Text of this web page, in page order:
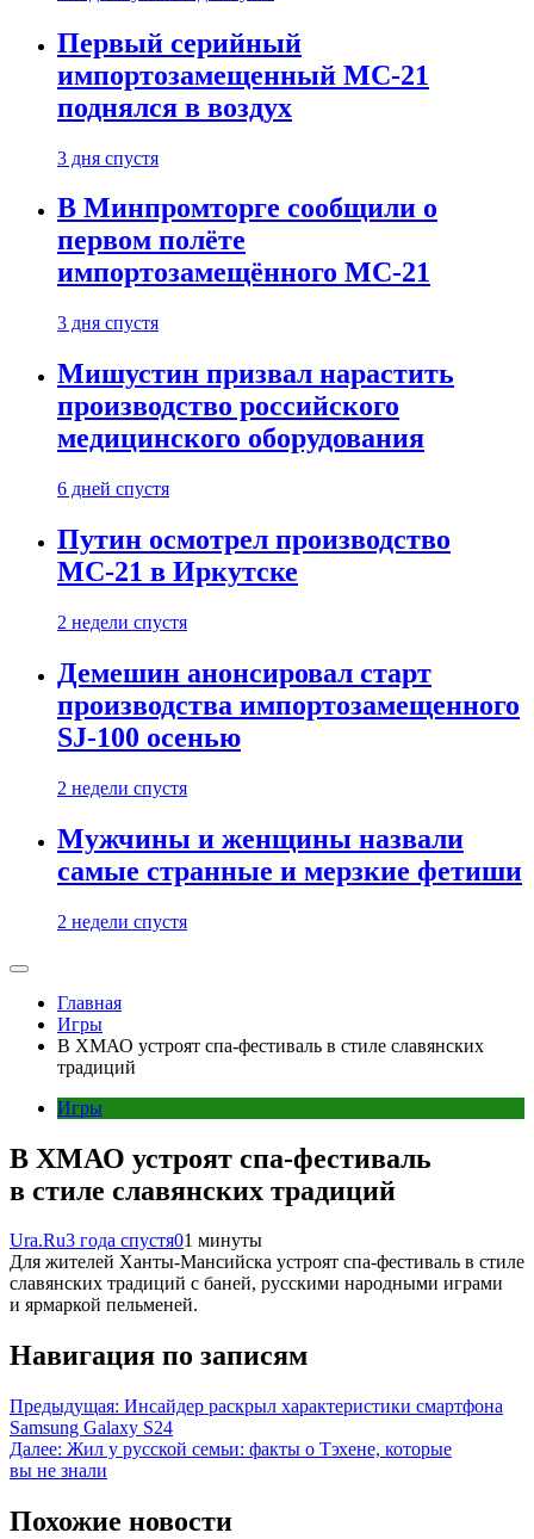
Первый серийный
импортозамещенный МС-21
поднялся в воздух
3 дня спустя
В Минпромторге сообщили о
первом полёте
импортозамещённого МС-21
3 дня спустя
Мишустин призвал нарастить
производство российского
медицинского оборудования
6 дней спустя
Путин осмотрел производство
МС-21 в Иркутске
2 недели спустя
Демешин анонсировал старт
производства импортозамещенного
SJ-100 осенью
2 недели спустя
Мужчины и женщины назвали
самые странные и мерзкие фетиши
2 недели спустя
Главная
Игры
В ХМАО устроят спа-фестиваль в стиле славянских
традиций
Игры
В ХМАО устроят спа-фестиваль
в стиле славянских традиций
Ura.Ru3 года спустя01 минуты
Для жителей Ханты-Мансийска устроят спа-фестиваль в стиле
славянских традиций с баней, русскими народными играми
и ярмаркой пельменей.
Навигация по записям
Предыдущая: Инсайдер раскрыл характеристики смартфона
Samsung Galaxy S24
Далее: Жил у русской семьи: факты о Тэхене, которые
вы не знали
Похожие новости